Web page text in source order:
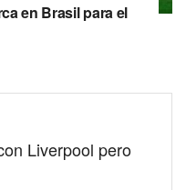
en Brasil para el
Liverpool pero